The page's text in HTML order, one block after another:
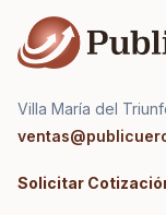
Villa María del
Solicitar